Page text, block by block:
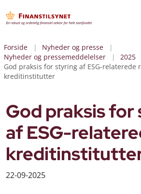
Forside
Nyheder og presse
Nyheder og pressemeddelelser
2025
God praksis for styring af ESG-relaterede
kreditinstitutter
God praksis
af ESG-
22-09-2025